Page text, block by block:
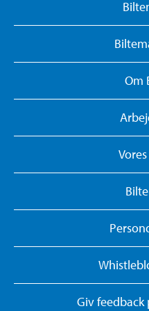
Om
Giv feedback